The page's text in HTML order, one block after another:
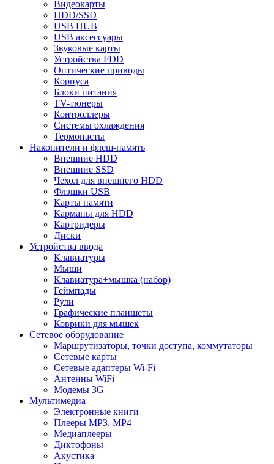
Видеокарты
HDD/SSD
USB HUB
USB аксессуары
Звуковые карты
Устройства FDD
Оптические приводы
Корпуса
Блоки питания
TV-тюнеры
Контроллеры
Системы охлаждения
Термопасты
Накопители и флеш-память
Внешние HDD
Внешние SSD
Чехол для внешнего HDD
Флэшки USB
Карты памяти
Карманы для HDD
Картридеры
Диски
Устройства ввода
Клавиатуры
Мыши
Клавиатура+мышка (набор)
Геймпады
Рули
Графические планшеты
Коврики для мышек
Сетевое оборудование
Маршрутизаторы, точки доступа, коммутаторы
Сетевые карты
Сетевые адаптеры Wi-Fi
Антенны WiFi
Модемы 3G
Мультимедиа
Электронные книги
Плееры MP3, MP4
Медиаплееры
Диктофоны
Акустика